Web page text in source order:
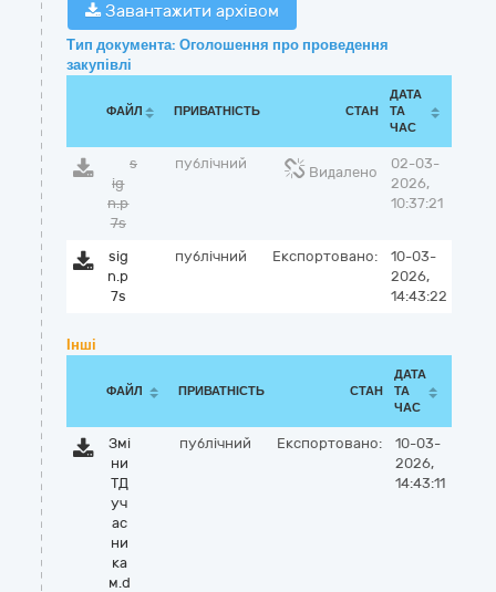
Завантажити архівом
Тип документа: Оголошення про проведення
закупівлі
ФАЙЛ ПРИВАТНІСТЬ СТАН
ДАТА
ТА
ЧАС
s
ig
n.p
7s
публічний
Видалено
02-03-
2026,
10:37:21
sig
n.p
7s
публічний Експортовано:
10-03-
2026,
14:43:22
Інші
ФАЙЛ ПРИВАТНІСТЬ СТАН
ДАТА
ТА
ЧАС
Змі
ни
ТД
уч
ас
ни
ка
м.d
публічний Експортовано:
10-03-
2026,
14:43:11